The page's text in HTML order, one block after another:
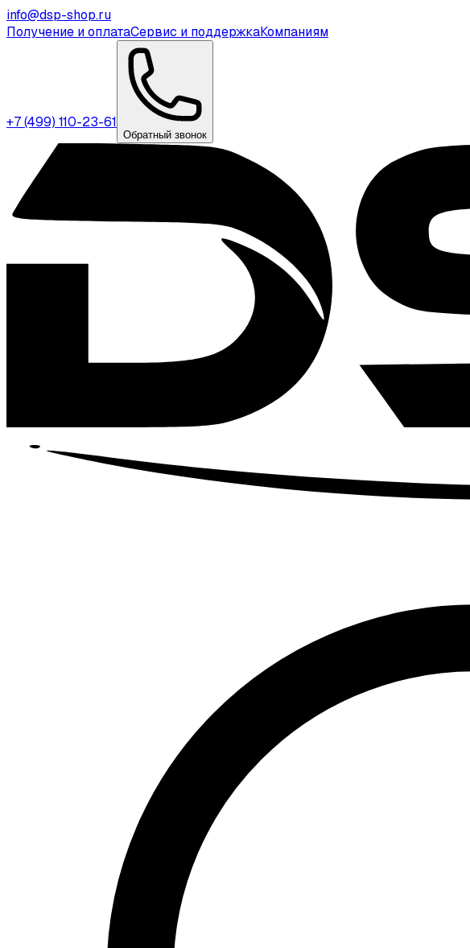
info@dsp-shop.ru
Получение и оплатаСервис и поддержкаКомпаниям
+7 (499) 110-23-61
Обратный звонок